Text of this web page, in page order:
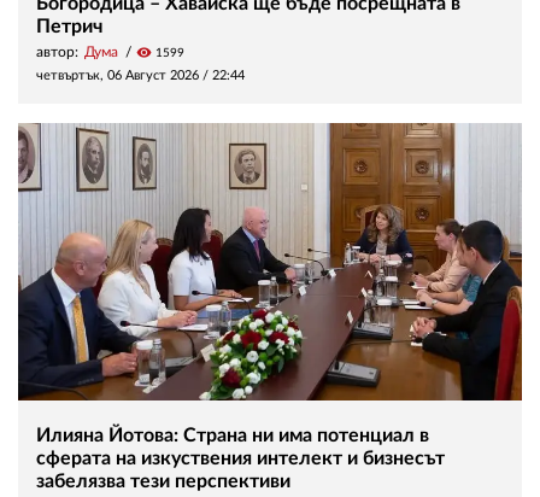
Петрич
автор: Дума visibility 1599
четвъртък, 06 Август 2026 / 22:44
Илияна Йотова: Страна ни има потенциал в
сферата на изкуствения интелект и бизнесът
забелязва тези перспективи